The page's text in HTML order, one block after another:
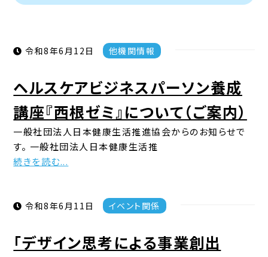
令和8年6月12日 他機関情報
ヘルスケアビジネスパーソン養成
講座『西根ゼミ』について（ご案内）
一般社団法人日本健康生活推進協会からのお知らせで
す。 一般社団法人日本健康生活推
続きを読む...
令和8年6月11日 イベント関係
「デザイン思考による事業創出